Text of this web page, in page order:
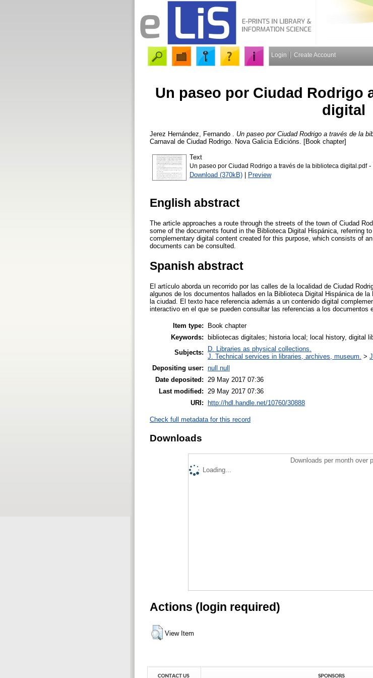
Login Create Account
Un paseo por Ciudad Rodrigo
digital
Jerez Hernández, Fernando Un paseo por Ciudad Rodrigo a través de la
Carnaval de Ciudad Rodrigo. Nova Galicia Edicións. [Book chapter]
Text
Un paseo por Ciudad Rodrigo a través de la biblioteca digital.pdf-
Download (370kB) | Preview
English abstract
The article approaches a route through the streets of the town of Ciudad
some of the documents found in the Biblioteca Digital Hispánica, referring
complementary digital content created for this purpose, which consists of
documents can be consulted.
Spanish abstract
El artículo aborda un recorrido por las calles de la localidad de Ciudad
algunos de los documentos hallados en la Biblioteca Digital Hispánica de
la ciudad. El texto hace referencia además a un contenido digital
interactivo en el que se pueden consultar las referencias a los documentos
Item type:
Book chapter
Keywords:
bibliotecas digitales; historia local; local history, digital
Subjects:
D. Libraries as physical collections.
J. Technical services in libraries, archives, museum. >
Depositing user: null null
Date deposited:
29 May 2017 07:36
Last modified:
29 May 2017 07:36
URI:
http://hdl.handle.net/10760/30888
Check full metadata for this record
Downloads
Downloads per month over
Loading...
Actions (login required)
View Item